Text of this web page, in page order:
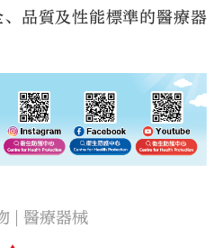
品質及性能標準的醫療器
醫療器械